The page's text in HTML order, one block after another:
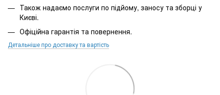
Також надаємо послуги по підйому, заносу та зборці у
Києві.
Офіційна гарантія та повернення.
Детальніше про доставку та вартість